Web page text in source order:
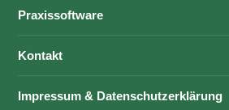
Praxissoftware
Kontakt
Impressum & Datenschutzerklärung